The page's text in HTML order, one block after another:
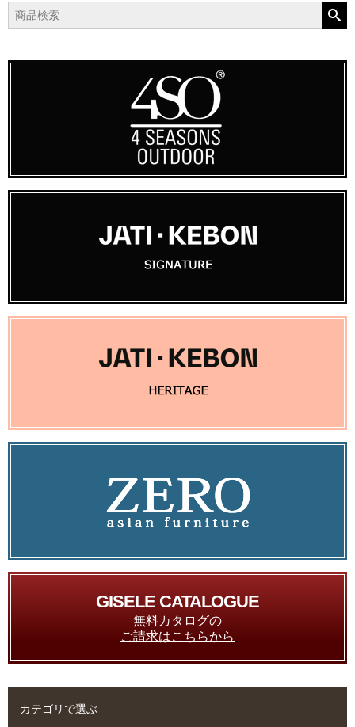
GISELE CATALOGUE
無料カタログの
ご請求はこちらから
カテゴリで選ぶ